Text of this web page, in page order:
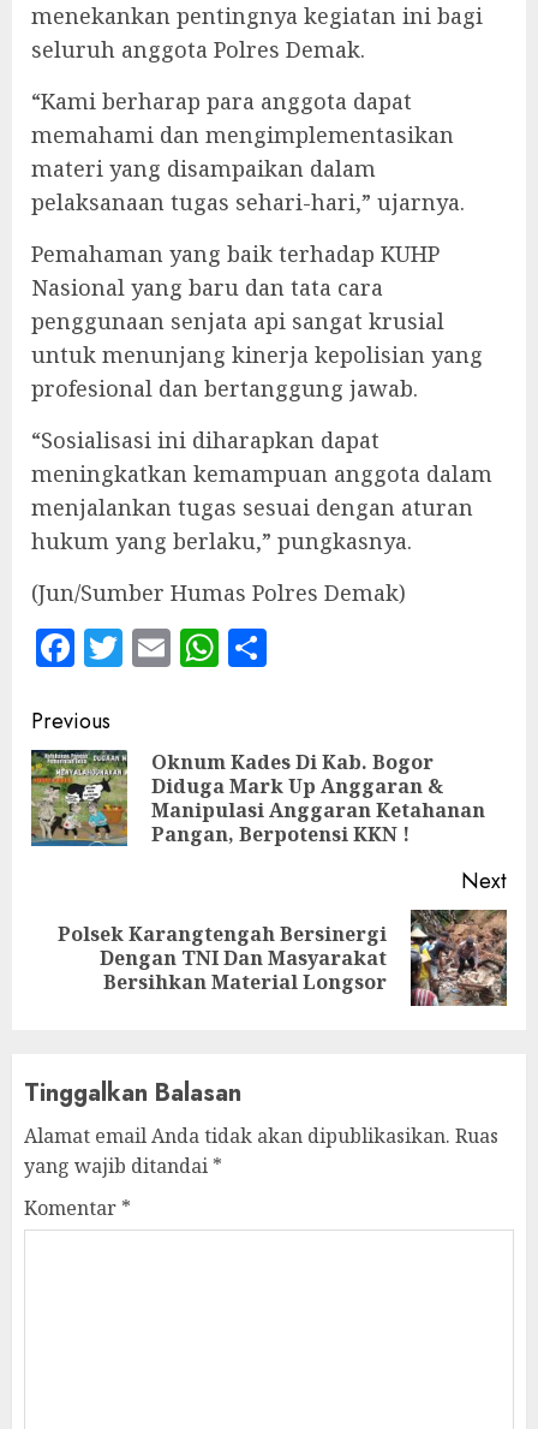
menekankan pentingnya kegiatan ini bagi
seluruh anggota Polres Demak.
“Kami berharap para anggota dapat
memahami dan mengimplementasikan
materi yang disampaikan dalam
pelaksanaan tugas sehari-hari,” ujarnya.
Pemahaman yang baik terhadap KUHP
Nasional yang baru dan tata cara
penggunaan senjata api sangat krusial
untuk menunjang kinerja kepolisian yang
profesional dan bertanggung jawab.
“Sosialisasi ini diharapkan dapat
meningkatkan kemampuan anggota dalam
menjalankan tugas sesuai dengan aturan
hukum yang berlaku,” pungkasnya.
(Jun/Sumber Humas Polres Demak)
Facebook
Twitter
EmailWhatsApp
Continue
Reading
Previous
Oknum Kades Di Kab. Bogor
Diduga Mark Up Anggaran &
Manipulasi Anggaran Ketahanan
Pangan, Berpotensi KKN !
Next
Next
Polsek Karangtengah Bersinergi
Dengan TNI Dan Masyarakat
Bersihkan Material Longsor
Tinggalkan Balasan
Alamat email Anda tidak akan dipublikasikan. Ruas
yang wajib ditandai *
Komentar *